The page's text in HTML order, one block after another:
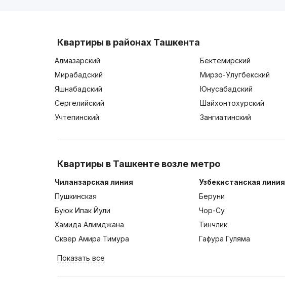
Квартиры в районах Ташкента
Алмазарский Бектемирский
Мирабадский
Мирзо-Улугбекский
Яшнабадский
Юнусабадский
Сергелийский
Шайхонтохурский
Учтепинский
Зангиатинский
Квартиры в Ташкенте возле метро
Чиланзарская линия
Пушкинская
Буюк Ипак Йули
Хамида Алимджана
Сквер Амира Тимура
Узбекистанская линия
Беруни
Чор-Су
Тинчлик
Гафура Гуляма
Показать все